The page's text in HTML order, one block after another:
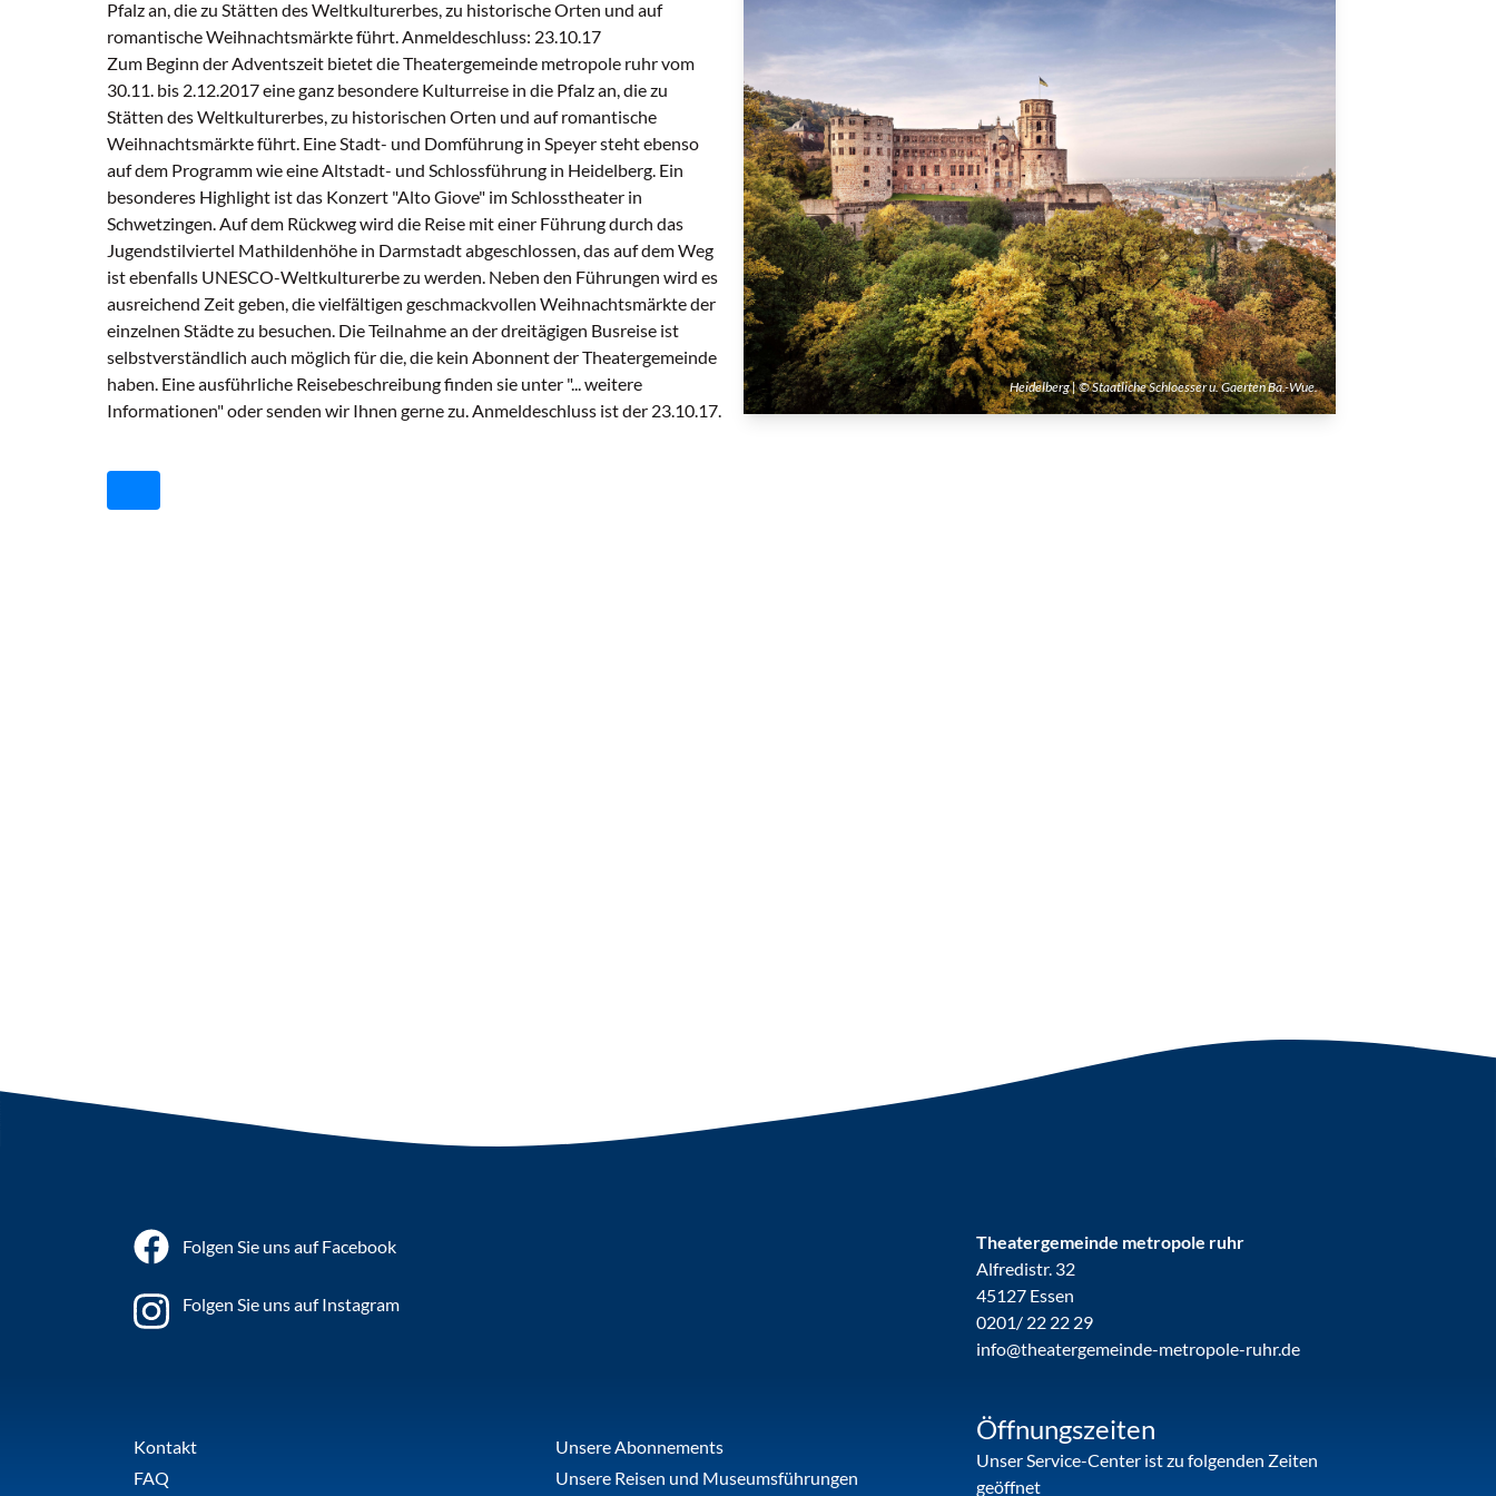
Pfalz an, die zu Stätten des Weltkulturerbes, zu historische Orten und auf
romantische Weihnachtsmärkte führt. Anmeldeschluss: 23.10.17
Zum Beginn der Adventszeit bietet die Theatergemeinde metropole ruhr vom
30.11. bis 2.12.2017 eine ganz besondere Kulturreise in die Pfalz an, die zu
Stätten des Weltkulturerbes, zu historischen Orten und auf romantische
Weihnachtsmärkte führt. Eine Stadt- und Domführung in Speyer steht ebenso
auf dem Programm wie eine Altstadt- und Schlossführung in Heidelberg. Ein
besonderes Highlight ist das Konzert "Alto Giove" im Schlosstheater in
Schwetzingen. Auf dem Rückweg wird die Reise mit einer Führung durch das
Jugendstilviertel Mathildenhöhe in Darmstadt abgeschlossen, das auf dem Weg
ist ebenfalls UNESCO-Weltkulturerbe zu werden. Neben den Führungen wird es
ausreichend Zeit geben, die vielfältigen geschmackvollen Weihnachtsmärkte der
einzelnen Städte zu besuchen. Die Teilnahme an der dreitägigen Busreise ist
selbstverständlich auch möglich für die, die kein Abonnent der Theatergemeinde
haben. Eine ausführliche Reisebeschreibung finden sie unter "... weitere
Informationen" oder senden wir Ihnen gerne zu. Anmeldeschluss ist der 23.10.17.
Heidelberg | © Staatliche Schloesser u. Gaerten Ba.-Wue.
Folgen Sie uns auf Facebook
Folgen Sie uns auf Instagram
Kontakt
FAQ
Unsere Abonnements
Unsere Reisen und Museumsführungen
Theatergemeinde metropole ruhr
Alfredistr. 32
45127 Essen
0201/ 22 22 29
info@theatergemeinde-metropole-ruhr.de
Öffnungszeiten
Unser Service-Center ist zu folgenden Zeiten
geöffnet